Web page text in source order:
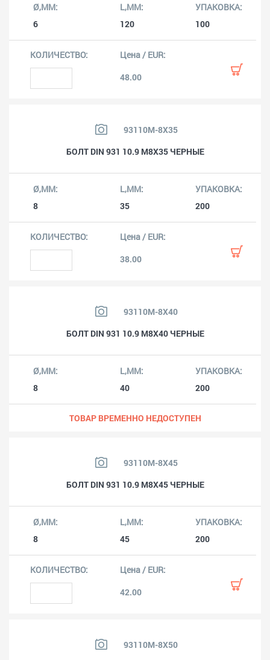
6 120 100
48.00
93110M-8X35
БОЛТ DIN 931 10.9 M8X35 ЧЕРНЫЕ
8 35 200
38.00
93110M-8X40
БОЛТ DIN 931 10.9 M8X40 ЧЕРНЫЕ
8 40 200
ТОВАР ВРЕМЕННО НЕДОСТУПЕН
93110M-8X45
БОЛТ DIN 931 10.9 M8X45 ЧЕРНЫЕ
8 45 200
42.00
93110M-8X50